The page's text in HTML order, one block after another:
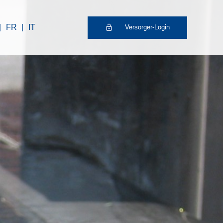
FR IT Versorger-Login